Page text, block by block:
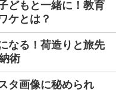
どもと一緒に！教育
ケとは？
なる！荷造りと旅先
術
タ画像に秘められ